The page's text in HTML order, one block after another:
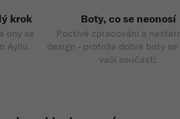
krok
ony se
Ayllu.
Boty, co se neonosí
Poctivé zpracování a
design - protože dobré boty
vaší součástí.